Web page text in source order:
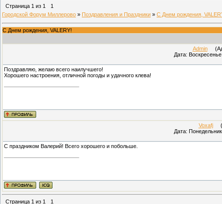
Страница 1 из 1
1
Городской Форум Миллерово » Поздравления и Праздники » С Днем рождения,
С Днем рождения, VALERY!
Admin
Дата:
Поздравляю, желаю всего наилучшего!
Хорошего настроения, отличной погоды и удачного клева!
Voxafj
Дата:
С праздником Валерий! Всего хорошего и побольше.
Страница 1 из 1 1